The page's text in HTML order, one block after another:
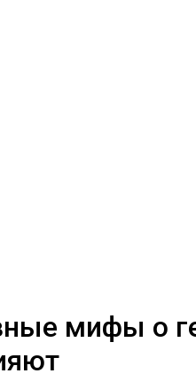
мифы о